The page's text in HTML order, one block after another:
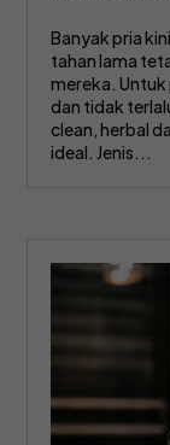
Banyak pria
tahan lama
mereka. Untuk
dan tidak
clean, herbal
ideal. Jenis...